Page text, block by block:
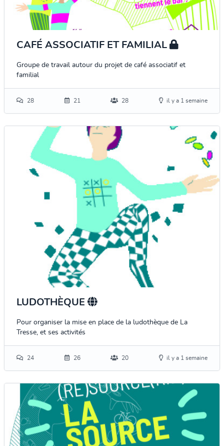
CAFÉ ASSOCIATIF ET FAMILIAL
Groupe de travail autour du projet de café associatif et
familial
28 21 28 il y a 1 semaine
LUDOTHÈQUE
Pour organiser la mise en place de la ludothèque de La
Tresse, et ses activités
24 26 20 il y a 1 semaine